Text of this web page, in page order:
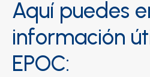
Aquí puedes
información
EPOC: